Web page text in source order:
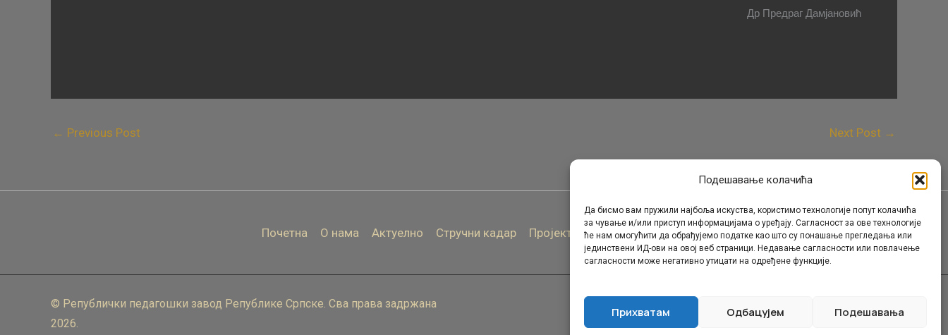
Подешавање колачића
Да бисмо вам пружили најбоља искуства, користимо технологије попут колачића
за чување и/или приступ информацијама о уређају. Сагласност за ове технологије
ће нам омогућити да обрађујемо податке као што су понашање прегледања или
јединствени ИД-ови на овој веб страници. Недавање сагласности или повлачење
сагласности може негативно утицати на одређене функције.
Прихватам Одбацујем Подешавања
Др Предраг Дамјановић
← Previous Post Next Post →
Почетна О нама Актуелно Стручни кадар Пројекти Архива Контакт
© Републички педагошки завод Републике Српске. Сва права задржана
2026.